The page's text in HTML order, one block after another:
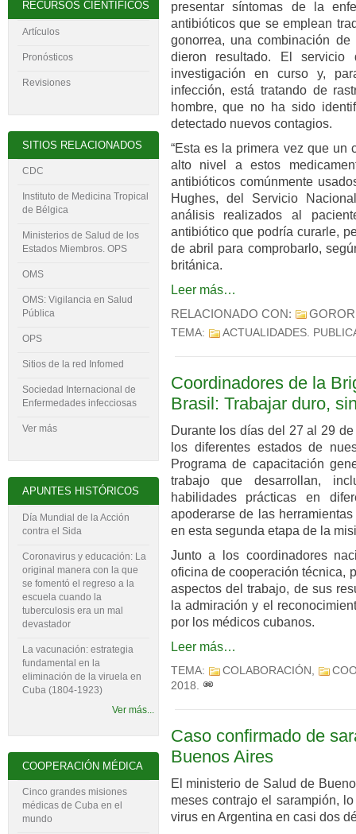
presentar síntomas de la
antibióticos que se emplean
gonorrea, una combinación
dieron resultado. El servicio
investigación en curso y,
infección, está tratando de
hombre, que no ha sido
detectado nuevos contagios.
“Esta es la primera vez que un
alto nivel a estos
antibióticos comúnmente
Hughes, del Servicio
análisis realizados al
antibiótico que podría curarle,
de abril para comprobarlo,
británica.
Leer más…
RELACIONADO CON:
TEMA: ACTUALIDADES.
Coordinadores de la
Brasil: Trabajar duro,
Durante los días del 27 al 29
los diferentes estados de
Programa de capacitación
trabajo que desarrollan,
habilidades prácticas en
apoderarse de las
en esta segunda etapa de la
Junto a los coordinadores
oficina de cooperación técnica,
aspectos del trabajo, de sus
la admiración y el
por los médicos cubanos.
Leer más…
TEMA: COLABORACIÓN ,
2018.
Caso confirmado de
Buenos Aires
El ministerio de Salud de
meses contrajo el sarampión,
virus en Argentina en casi dos
RECURSOS CIENTÍFICOS
Artículos
Pronósticos
Revisiones
SITIOS RELACIONADOS
CDC
Instituto de Medicina Tropical
de Bélgica
Ministerios de Salud de los
Estados Miembros. OPS
OMS
OMS: Vigilancia en Salud
Pública
OPS
Sitios de la red Infomed
Sociedad Internacional de
Enfermedades infecciosas
Ver más
APUNTES HISTÓRICOS
Día Mundial de la Acción
contra el Sida
Coronavirus y educación: La
original manera con la que
se fomentó el regreso a la
escuela cuando la
tuberculosis era un mal
devastador
La vacunación: estrategia
fundamental en la
eliminación de la viruela en
Cuba (1804-‍1923)
Ver más...
COOPERACIÓN MÉDICA
Cinco grandes misiones
médicas de Cuba en el
mundo